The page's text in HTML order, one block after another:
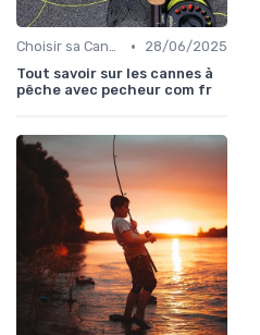
Choisir sa Canne et son Équipement •
28/06/2025
Tout savoir sur les cannes à
pêche avec pecheur com fr